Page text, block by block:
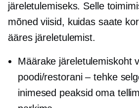
järeletulemiseks. Selle
mõned viisid, kuidas saate
ääres järeletulemist.
Määrake järeletulemiskoht
poodi/restorani – tehke
inimesed peaksid oma